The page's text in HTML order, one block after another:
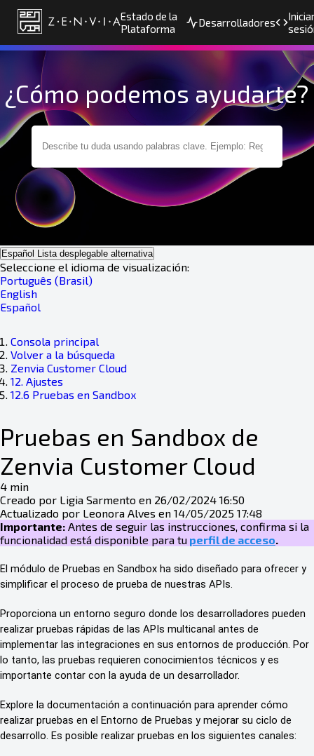
Estado de la
Plataforma
Desarrolladores
¿Cómo podemos ayudarte?
Español Lista desplegable alternativa
Seleccione el idioma de visualización:
Português (Brasil)
English
Español
Consola principal
Volver a la búsqueda
Zenvia Customer Cloud
12. Ajustes
12.6 Pruebas en Sandbox
Pruebas en Sandbox de
Zenvia Customer Cloud
4 min
Creado por Ligia Sarmento en 26/02/2024 16:50
Actualizado por Leonora Alves en 14/05/2025 17:48
Importante: Antes de seguir las instrucciones, confirma si la
funcionalidad está disponible para tu perfil de acceso.
El módulo de Pruebas en Sandbox ha sido diseñado para ofrecer y
simplificar el proceso de prueba de nuestras APIs.
Proporciona un entorno seguro donde los desarrolladores pueden
realizar pruebas rápidas de las APIs multicanal antes de
implementar las integraciones en sus entornos de producción. Por
lo tanto, las pruebas requieren conocimientos técnicos y es
importante contar con la ayuda de un desarrollador.
Explore la documentación a continuación para aprender cómo
realizar pruebas en el Entorno de Pruebas y mejorar su ciclo de
desarrollo. Es posible realizar pruebas en los siguientes canales: